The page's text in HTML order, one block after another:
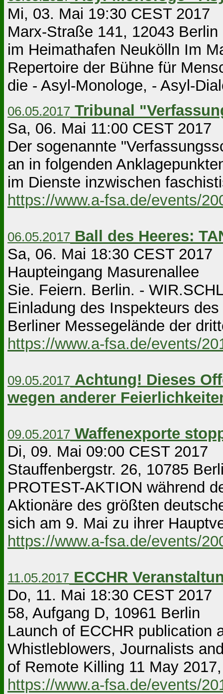
Mi, 03. Mai 19:30 CEST
Marx-Straße 141, 12043 Berlin
im Heimathafen Neukölln Im
Repertoire der Bühne für
die - Asyl-Monologe, - Asyl-
06.05.2017 Tribunal
Sa, 06. Mai 11:00 CEST
Der sogenannte
an in folgenden
im Dienste inzwischen
https://www.a-fsa.de/events/
06.05.2017 Ball des Heeres:
Sa, 06. Mai 18:30 CEST
Haupteingang Masurenallee
Sie. Feiern. Berlin. -
Einladung des Inspekteurs
Berliner Messegelände der
https://www.a-fsa.de/events/
09.05.2017 Achtung! Dieses
wegen anderer
09.05.2017 Waffenexporte
Di, 09. Mai 09:00 CEST 2017
Stauffenbergstr. 26, 10785
PROTEST-AKTION während
Aktionäre des größten
sich am 9. Mai zu ihrer
https://www.a-fsa.de/events/
11.05.2017 ECCHR
Do, 11. Mai 18:30 CEST
58, Aufgang D, 10961 Berlin
Launch of ECCHR publication
Whistleblowers, Journalists
of Remote Killing 11 May
https://www.a-fsa.de/events/